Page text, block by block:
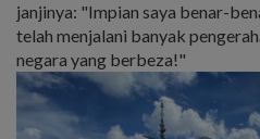
janjinya: "Impian saya benar-
telah menjalani banyak
negara yang berbeza!"